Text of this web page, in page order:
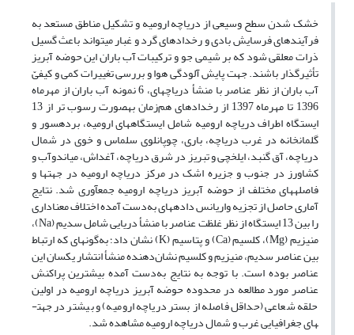
خشک شدن سطح وسیعی از دریاچه ارومیه و تشکیل مناطق مستعد به
فرآیندهای فرسایش بادی و رخدادهای گرد و غبار می­تواند باعث گسیل
ذرات معلقی شود که بر شیمی جو و ترکیبات آب باران این حوضه آبریز
تأثیرگذار باشند. جهت پایش آلودگی هوا و بررسی تغییرات کمی و کیفیّ
آب باران از نظر عناصر با منشأ دریاچه­ای، 6 نمونه آب باران از مهرماه
1396 تا مهرماه 1397 از رخدادهای هم‌زمان به­صورت رسوب تر از 13
ایستگاه اطراف دریاچه ارومیه شامل ایستگاه­های ارومیه، برده­سور و
گلمانخانه در غرب دریاچه، باری، چوپانلوی سلماس و خوی در شمال
دریاچه، آق گنبد، ایلخچی و تبریز در شرق دریاچه، آغداش، میاندوآب و
کشاورز در جنوب و جزیره اشک در مرکز دریاچه ارومیه در جهت­ها و
فاصله­های مختلف از حوضه آبریز دریاچه ارومیه جمع­آوری شد. نتایج
آماری حاصل از تجزیه واریانس داده­های به‌دست آمده اختلاف معناداری
را بین 13 ایستگاه از نظر غلظت عناصر با منشأ دریایی شامل سدیم (Na)،
منیزیم (Mg)، کلسیم (Ca) و پتاسیم (K) نشان داد؛ به‌گونه­ای که ارتباط
بین عناصر سدیم، منیزیم و کلسیم نشان‌دهنده منشأ انتشار یکسان این
عناصر بوده است. با توجه به نتایج به‌دست آمده بیشترین پراکنش
عناصر مورد مطالعه در محدوده حوضه آبریز دریاچه ارومیه در اولین
حلقه شعاعی (حداقل فاصله از بستر دریاچه ارومیه) و بیشتر در جهت­
های­ جغرافیایی غرب و شمال دریاچه ارومیه مشاهده شد.